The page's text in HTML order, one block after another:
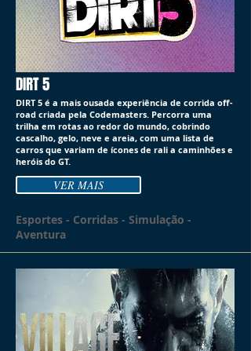
DIRT 5
DIRT 5 é a mais ousada experiência de corrida off-
road criada pela Codemasters. Percorra uma
trilha em rotas ao redor do mundo, cobrindo
cascalho, gelo, neve e areia, com uma lista de
carros que variam de ícones de rali a caminhões e
heróis do GT.
VER MAIS
Esportes - Corridas - Simulação -
Aventura